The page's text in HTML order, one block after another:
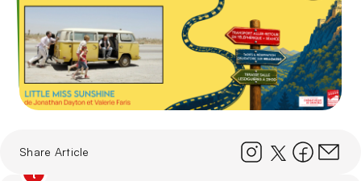
Share Article